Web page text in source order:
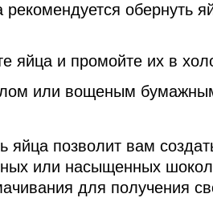
обернуть
яйца и промойте их в
или вощеным
яйца позволит вам
или насыщенных
для получения